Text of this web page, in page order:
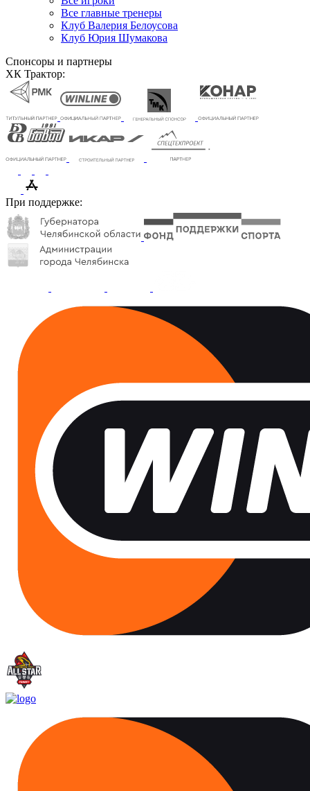
Все главные тренеры
Клуб Валерия Белоусова
Клуб Юрия Шумакова
Спонсоры и партнеры
ХК Трактор:
При поддержке: